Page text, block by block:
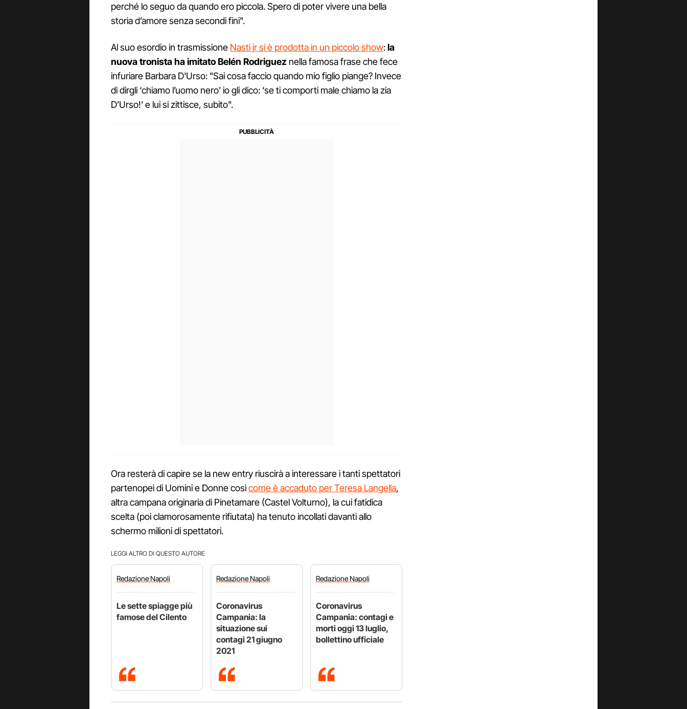
perché lo seguo da quando ero piccola. Spero di poter vivere una bella
storia d’amore senza secondi fini".
Al suo esordio in trasmissione Nasti jr si è prodotta in un piccolo show:la
nuova tronista ha imitato Belén Rodriguez nella famosa frase che fece
infuriare Barbara D'Urso: "Sai cosa faccio quando mio figlio piange? Invece
di dirgli ‘chiamo l’uomo nero’ io gli dico: ‘se ti comporti male chiamo la zia
D’Urso!’ e lui si zittisce, subito".
Ora resterà di capire se la new entry riuscirà a interessare i tanti spettatori
partenopei di Uomini e Donne cosìcome è accaduto per Teresa Langella,
altra campana originaria di Pinetamare (Castel Volturno), la cui fatidica
scelta (poi clamorosamente rifiutata) ha tenuto incollati davanti allo
schermo milioni di spettatori.
LEGGI ALTRO DI QUESTO AUTORE
RedazioneNapoli
Le sette spiagge più
famose del Cilento
RedazioneNapoli
Coronavirus
Campania: la
situazione sui
contagi 21 giugno
2021
RedazioneNapoli
Coronavirus
Campania: contagi e
morti oggi 13 luglio,
bollettino ufficiale